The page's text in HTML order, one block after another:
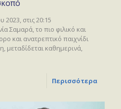
στις 20:15
Σαμαρά, το πιο φιλικό και
και ανατρεπτικό παιχνίδι
μεταδίδεται καθημερινά,
Περισσότερα